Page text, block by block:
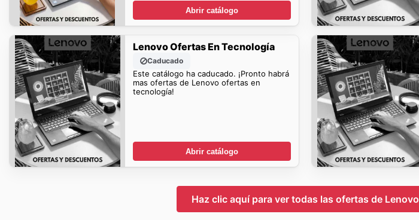
Abrir catálogo
Lenovo Ofertas En Tecnología
Caducado
Este catálogo ha caducado. ¡Pronto habrá
mas ofertas de Lenovo ofertas en
tecnología!
Abrir catálogo
Haz clic aquí para ver todas las ofertas de Lenovo